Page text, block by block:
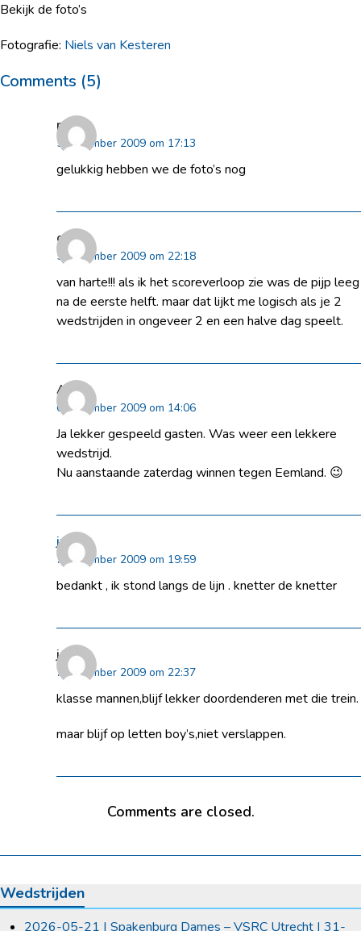
Bekijk de foto’s
Fotografie: Niels van Kesteren
Comments (5)
peter
5 december 2009 om 17:13
gelukkig hebben we de foto’s nog
guido
5 december 2009 om 22:18
van harte!!! als ik het scoreverloop zie was de pijp leeg
na de eerste helft. maar dat lijkt me logisch als je 2
wedstrijden in ongeveer 2 en een halve dag speelt.
Arjen
6 december 2009 om 14:06
Ja lekker gespeeld gasten. Was weer een lekkere
wedstrijd.
Nu aanstaande zaterdag winnen tegen Eemland. 😉
jp
7 december 2009 om 19:59
bedankt , ik stond langs de lijn . knetter de knetter
jaco
7 december 2009 om 22:37
klasse mannen,blijf lekker doordenderen met die trein.
maar blijf op letten boy’s,niet verslappen.
Comments are closed.
Wedstrijden
2026-05-21 | Spakenburg Dames – VSRC Utrecht | 31-